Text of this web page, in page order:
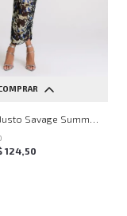
PP P M G
124 50